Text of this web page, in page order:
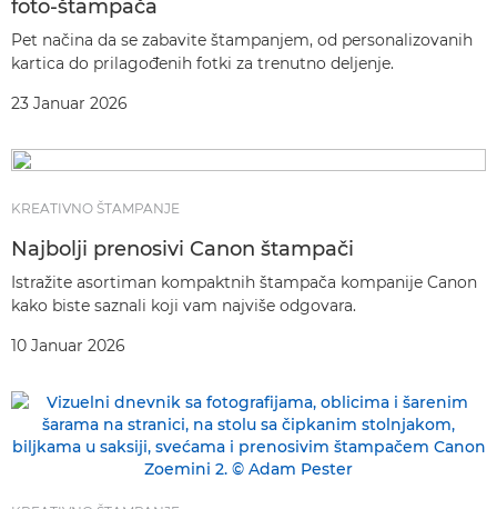
foto-štampača
Pet načina da se zabavite štampanjem, od personalizovanih
kartica do prilagođenih fotki za trenutno deljenje.
23 Januar 2026
KREATIVNO ŠTAMPANJE
Najbolji prenosivi Canon štampači
Istražite asortiman kompaktnih štampača kompanije Canon
kako biste saznali koji vam najviše odgovara.
10 Januar 2026